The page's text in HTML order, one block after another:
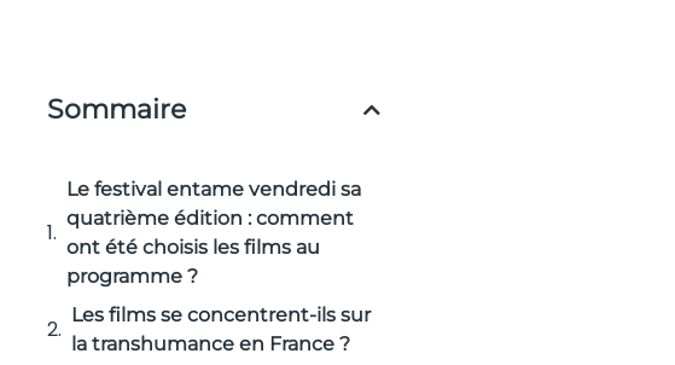
Sommaire
Le festival entame vendredi sa
quatrième édition : comment
ont été choisis les films au
programme ?
Les films se concentrent-ils sur
la transhumance en France ?